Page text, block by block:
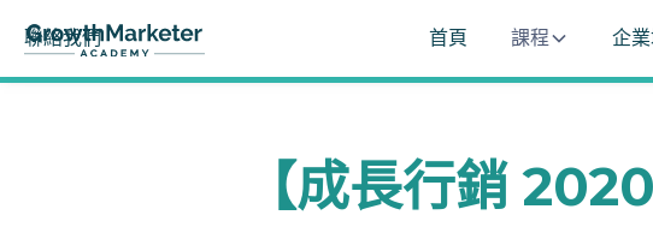
首頁 課程 企業
聯絡我們
【成長行銷